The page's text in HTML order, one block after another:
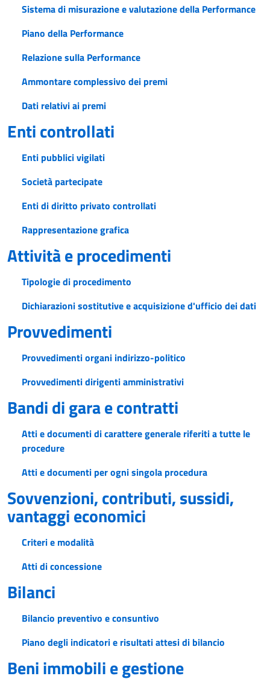
Sistema di misurazione e valutazione della Performance
Piano della Performance
Relazione sulla Performance
Ammontare complessivo dei premi
Dati relativi ai premi
Enti controllati
Enti pubblici vigilati
Società partecipate
Enti di diritto privato controllati
Rappresentazione grafica
Attività e procedimenti
Tipologie di procedimento
Dichiarazioni sostitutive e acquisizione d'ufficio dei dati
Provvedimenti
Provvedimenti organi indirizzo-politico
Provvedimenti dirigenti amministrativi
Bandi di gara e contratti
Atti e documenti di carattere generale riferiti a tutte le
procedure
Atti e documenti per ogni singola procedura
Sovvenzioni, contributi, sussidi,
vantaggi economici
Criteri e modalità
Atti di concessione
Bilanci
Bilancio preventivo e consuntivo
Piano degli indicatori e risultati attesi di bilancio
Beni immobili e gestione